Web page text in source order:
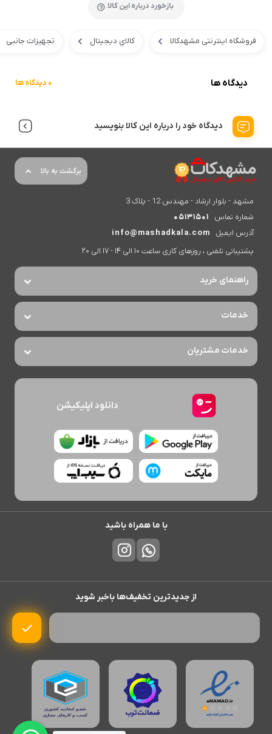
بازخورد درباره این کالا
فروشگاه اینترنتی مشهدکالا کالاي ديجيتال تجهیزات جانبی
دیدگاه ها 0 دیدگاه ها
دیدگاه خود را درباره این کالا بنویسید
برگشت به بالا
مشهد - بلوار ارشاد - مهندس 12 - پلاک 3
شماره تماس
05131501
آدرس ایمیل
info@mashadkala.com
پشتیبانی تلفنی ، روزهای کاری ساعت 10 الی 14 - 17 الی 20
راهنمای خرید
خدمات
خدمات مشتریان
دانلود اپلیکیشن
با ما همراه باشید
از جدیدترین تخفیف‌ها باخبر شوید